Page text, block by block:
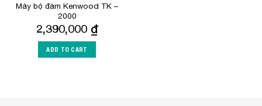
Máy bộ đàm Kenwood TK –
2000
2,390,000 ₫
ADD TO CART